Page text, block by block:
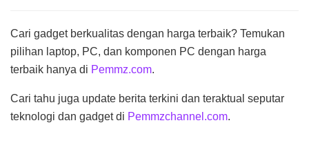
Cari gadget berkualitas dengan harga terbaik? Temukan
pilihan laptop, PC, dan komponen PC dengan harga
terbaik hanya di Pemmz.com.
Cari tahu juga update berita terkini dan teraktual seputar
teknologi dan gadget di Pemmzchannel.com.